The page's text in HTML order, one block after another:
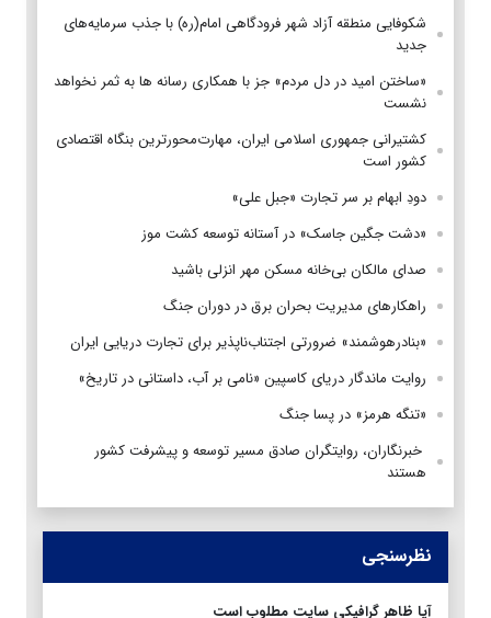
شکوفایی منطقه آزاد شهر فرودگاهی امام(ره) با جذب سرمایه‌های
جدید
«ساختن امید در دل مردم» جز با همکاری رسانه ها به ثمر نخواهد
نشست
کشتیرانی جمهوری اسلامی ایران، مهارت‌محورترین بنگاه اقتصادی
کشور است
دودِ ابهام بر سر تجارت «جبل علی»
«دشت جگین جاسک» در آستانه توسعه کشت موز
صدای مالکان بی‌خانه مسکن مهر انزلی باشید
راهکارهای مدیریت بحران برق در دوران جنگ
«بنادرهوشمند» ضرورتی اجتناب‌ناپذیر برای تجارت دریایی ایران
روایت ماندگار دریای کاسپین «نامی بر آب، داستانی در تاریخ»
«تنگه هرمز» در پسا جنگ
‌ خبرنگاران، روایتگران صادق مسیر توسعه و پیشرفت کشور
هستند
نظرسنجی
آیا ظاهر گرافیکی سایت مطلوب است